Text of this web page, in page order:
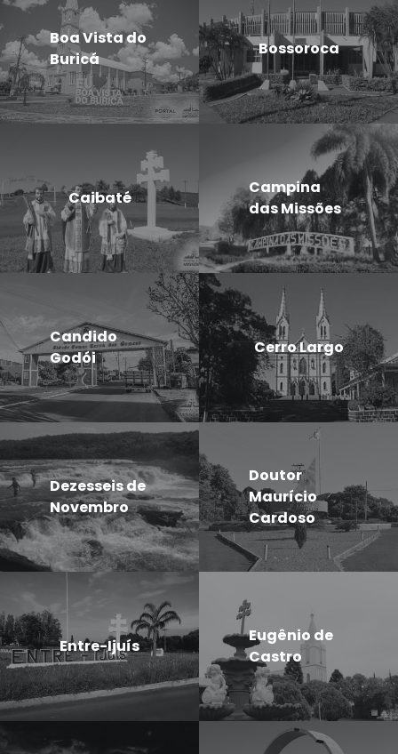
Boa Vista do
Buricá
Bossoroca
Caibaté
Campina
das Missões
Candido
Godói
Cerro Largo
Dezesseis de
Novembro
Doutor
Maurício
Cardoso
Entre-Ijuís
Eugênio de
Castro